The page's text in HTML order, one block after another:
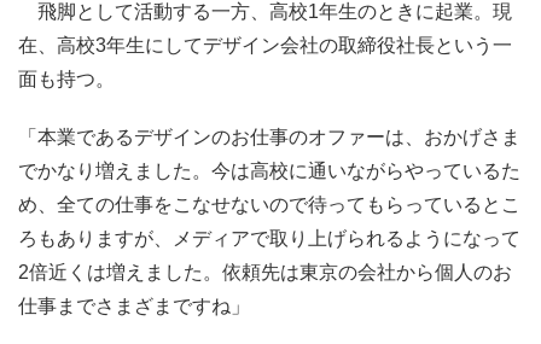
飛脚として活動する一方、高校1年生のときに起業。現
在、高校3年生にしてデザイン会社の取締役社長という一
面も持つ。
「本業であるデザインのお仕事のオファーは、おかげさま
でかなり増えました。今は高校に通いながらやっているた
め、全ての仕事をこなせないので待ってもらっているとこ
ろもありますが、メディアで取り上げられるようになって
2倍近くは増えました。依頼先は東京の会社から個人のお
仕事までさまざまですね」